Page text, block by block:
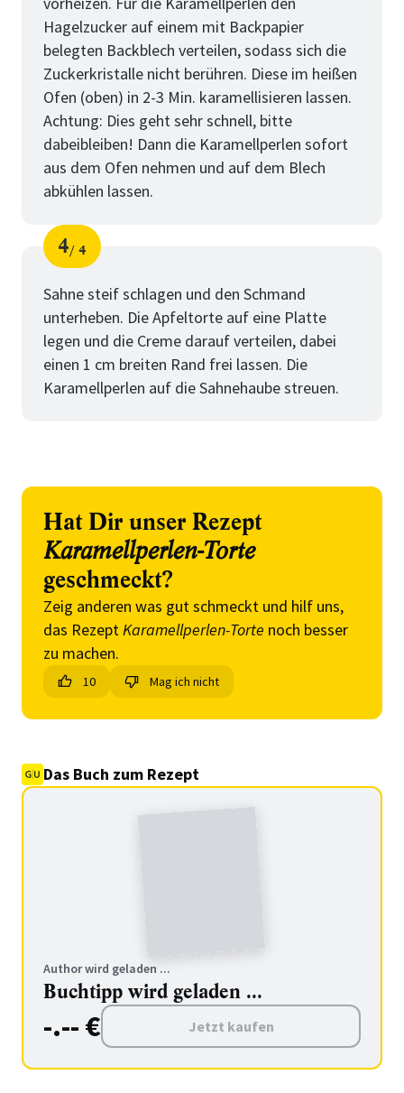
Hagelzucker auf einem mit Backpapier
belegten Backblech verteilen, sodass sich die
Zuckerkristalle nicht berühren. Diese im heißen
Ofen (oben) in 2-3 Min. karamellisieren lassen.
Achtung: Dies geht sehr schnell, bitte
dabeibleiben! Dann die Karamellperlen sofort
aus dem Ofen nehmen und auf dem Blech
abkühlen lassen.
Schritt
4
von
4
Sahne steif schlagen und den Schmand
unterheben. Die Apfeltorte auf eine Platte
legen und die Creme darauf verteilen, dabei
einen 1 cm breiten Rand frei lassen. Die
Karamellperlen auf die Sahnehaube streuen.
Hat Dir unser Rezept
Karamellperlen-Torte
geschmeckt?
Zeig anderen was gut schmeckt und hilf uns,
das RezeptKaramellperlen-Torte noch besser
zu machen.
10 Mag ich nicht
Das Buch zum Rezept
Author wird geladen ...
Buchtipp wird geladen ...
-.-- € Jetzt kaufen